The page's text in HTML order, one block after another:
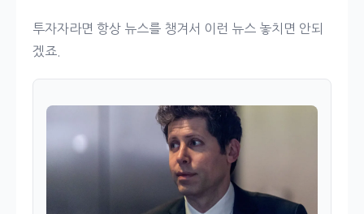
투자자라면 항상 뉴스를 챙겨서 이런 뉴스 놓치면 안되
겠죠.